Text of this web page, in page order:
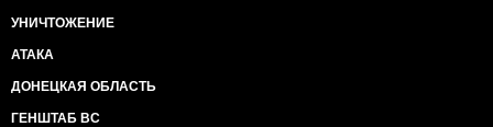
УНИЧТОЖЕНИЕ
АТАКА
ДОНЕЦКАЯ ОБЛАСТЬ
ГЕНШТАБ ВС